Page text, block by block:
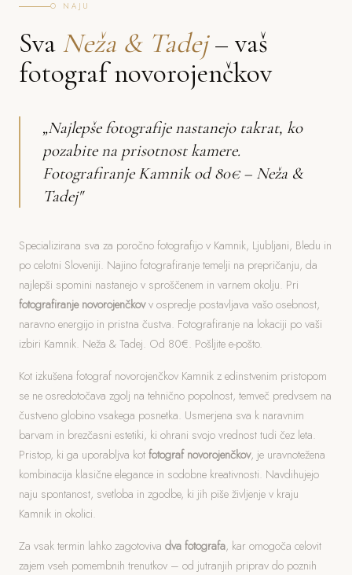
O NAJU
Sva Neža & Tadej– vaš
fotograf novorojenčkov
„Najlepše fotografije nastanejo takrat, ko
pozabite na prisotnost kamere.
Fotografiranje Kamnik od 80€ – Neža &
Tadej"
Specializirana sva za poročno fotografijo v Kamnik, Ljubljani, Bledu in
po celotni Sloveniji. Najino fotografiranje temelji na prepričanju, da
najlepši spomini nastanejo v sproščenem in varnem okolju. Pri
fotografiranje novorojenčkovv ospredje postavljava vašo osebnost,
naravno energijo in pristna čustva. Fotografiranje na lokaciji po vaši
izbiri Kamnik. Neža & Tadej. Od 80€. Pošljite e-pošto.
Kot izkušena fotograf novorojenčkov Kamnik z edinstvenim pristopom
se ne osredotočava zgolj na tehnično popolnost, temveč predvsem na
čustveno globino vsakega posnetka. Usmerjena sva k naravnim
barvam in brezčasni estetiki, ki ohrani svojo vrednost tudi čez leta.
Pristop, ki ga uporabljva kot fotograf novorojenčkov, je uravnotežena
kombinacija klasične elegance in sodobne kreativnosti. Navdihujejo
naju spontanost, svetloba in zgodbe, ki jih piše življenje v kraju
Kamnik in okolici.
Za vsak termin lahko zagotoviva dva fotografa, kar omogoča celovit
zajem vseh pomembnih trenutkov – od jutranjih priprav do poznih